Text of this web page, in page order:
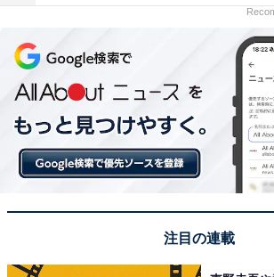
「鳥羽ビューホテル 花真珠」は全
ューの絶景と美食が魅力
注目の連載